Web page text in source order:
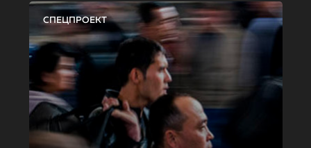
СПЕЦПРОЕКТ